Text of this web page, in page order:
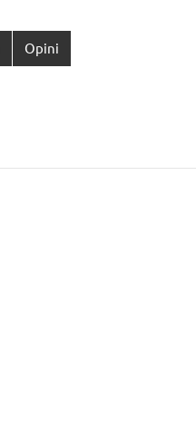
Opini